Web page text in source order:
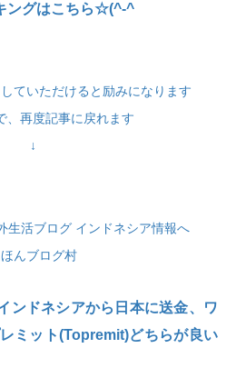
ングはこちら☆(^-^
ていただけると励みになります
、再度記事に戻れます
↓
んブログ村
ンドネシアから日本に送金、ワ
ミット(Topremit)どちらが良い